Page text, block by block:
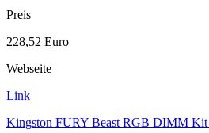
Preis
228,52 Euro
Webseite
Link
Kingston FURY Beast RGB DIMM